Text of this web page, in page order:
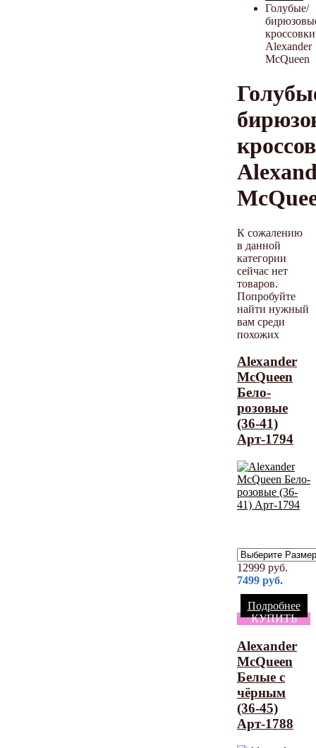
Голубые/
кроссовки
Alexander
McQueen
К сожалению
в данной
категории
сейчас нет
товаров.
Попробуйте
найти нужный
вам среди
похожих
Alexander
McQueen
Бело-
розовые
(36-41)
Арт-1794
12999 руб.
7499 руб.
Подробнее
КУПИТЬ
Alexander
McQueen
Белые с
чёрным
(36-45)
Арт-1788